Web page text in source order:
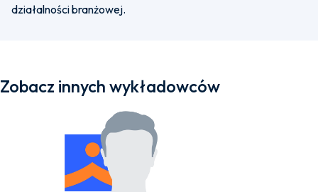
działalności branżowej.
Zobacz innych wykładowców